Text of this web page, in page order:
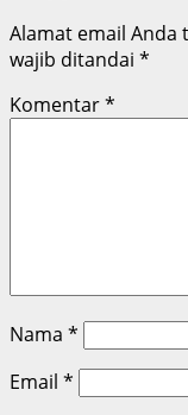
Alamat email Anda
wajib ditandai *
Komentar*
Nama *
Email *